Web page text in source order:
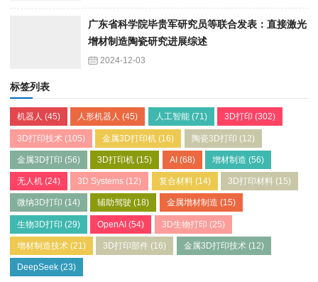
广东省科学院毕贵军研究员等联合发表：直接激光
增材制造陶瓷研究进展综述
2024-12-03
标签列表
机器人 (45) 人形机器人 (45) 人工智能(71) 3D打印 (302)
3D打印技术 (105) 金属3D打印机 (16) 陶瓷3D打印 (12)
金属3D打印 (56) 3D打印机 (15) AI (68) 增材制造 (56)
无人机 (24) 3D Systems (12) 复合材料(14) 3D打印材料 (15)
微纳3D打印 (14) 辅助驾驶 (18) 金属增材制造 (15)
生物3D打印 (29) OpenAI (54) 3D生物打印 (25)
增材制造技术 (21) 3D打印部件 (16) 金属3D打印技术(12)
DeepSeek (23)